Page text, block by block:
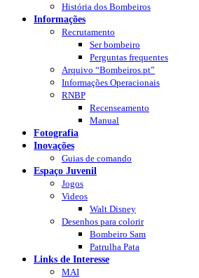
História dos Bombeiros
Informações
Recrutamento
Ser bombeiro
Perguntas frequentes
Arquivo “Bombeiros.pt”
Informações Operacionais
RNBP
Recenseamento
Manual
Fotografia
Inovações
Guias de comando
Espaço Juvenil
Jogos
Videos
Walt Disney
Desenhos para colorir
Bombeiro Sam
Patrulha Pata
Links de Interesse
MAI